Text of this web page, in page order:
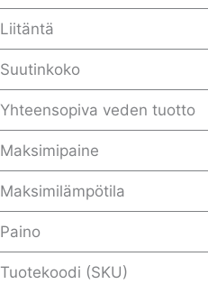
Liitäntä
Suutinkoko
Yhteensopiva veden tuotto
Maksimipaine
Maksimilämpötila
Paino
Tuotekoodi (SKU)